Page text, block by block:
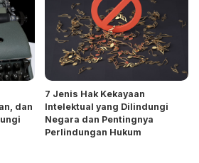
dan
7 Jenis Hak Kekayaan
Intelektual yang Dilindungi
Negara dan Pentingnya
Perlindungan Hukum